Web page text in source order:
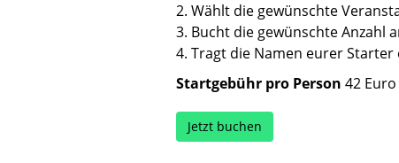
2. Wählt die gewünschte
3. Bucht die gewünschte Anzahl
4. Tragt die Namen eurer
Startgebühr pro Person 42
Jetzt buchen